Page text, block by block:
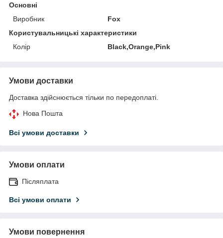
Основні
Виробник
Fox
Користувальницькі характеристики
Колір
Black,Orange,Pink
Умови доставки
Доставка здійснюється тільки по передоплаті.
Нова Пошта
Всі умови доставки
Умови оплати
Післяплата
Всі умови оплати
Умови повернення